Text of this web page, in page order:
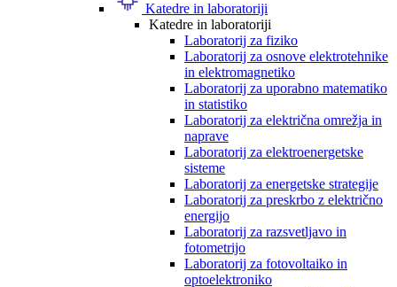
Katedre in laboratoriji
Katedre in laboratoriji
Laboratorij za fiziko
Laboratorij za osnove elektrotehnike
in elektromagnetiko
Laboratorij za uporabno matematiko
in statistiko
Laboratorij za električna omrežja in
naprave
Laboratorij za elektroenergetske
sisteme
Laboratorij za energetske strategije
Laboratorij za preskrbo z električno
energijo
Laboratorij za razsvetljavo in
fotometrijo
Laboratorij za fotovoltaiko in
optoelektroniko